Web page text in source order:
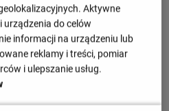
Aktywne
do celów
informacji na urządzeniu lub
reklamy i treści, pomiar
odbiorców i ulepszanie usług.